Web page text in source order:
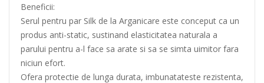
Beneficii:
Serul pentru par Silk de la Arganicare este conceput ca un
produs anti-static, sustinand elasticitatea naturala a
parului pentru a-l face sa arate si sa se simta uimitor fara
niciun efort.
Ofera protectie de lunga durata, imbunatateste rezistenta,